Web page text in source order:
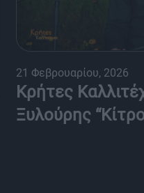
21 Φεβρουαρίου, 2026
Κρήτες
Ξυλούρης